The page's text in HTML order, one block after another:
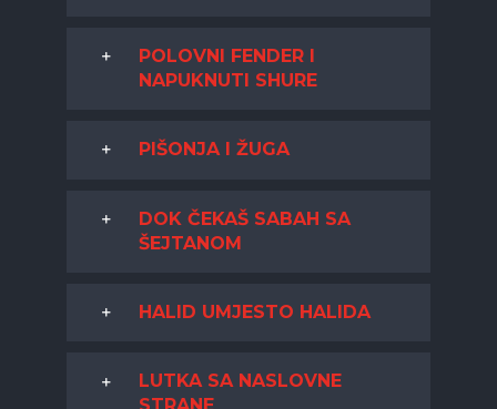
POLOVNI FENDER I
NAPUKNUTI SHURE
PIŠONJA I ŽUGA
DOK ČEKAŠ SABAH SA
ŠEJTANOM
HALID UMJESTO HALIDA
LUTKA SA NASLOVNE